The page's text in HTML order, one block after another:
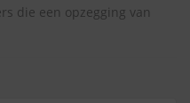
die een opzegging van